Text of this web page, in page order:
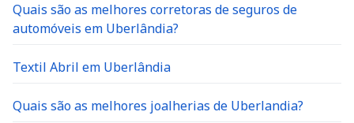
Quais são as melhores corretoras de seguros de
automóveis em Uberlândia?
Textil Abril em Uberlândia
Quais são as melhores joalherias de Uberlandia?